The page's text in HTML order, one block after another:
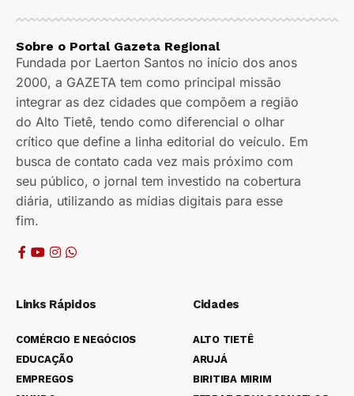
Sobre o Portal Gazeta Regional
Fundada por Laerton Santos no início dos anos
2000, a GAZETA tem como principal missão
integrar as dez cidades que compõem a região
do Alto Tietê, tendo como diferencial o olhar
crítico que define a linha editorial do veículo. Em
busca de contato cada vez mais próximo com
seu público, o jornal tem investido na cobertura
diária, utilizando as mídias digitais para esse
fim.
Links Rápidos
COMÉRCIO E NEGÓCIOS
EDUCAÇÃO
EMPREGOS
Cidades
ALTO TIETÊ
ARUJÁ
BIRITIBA MIRIM